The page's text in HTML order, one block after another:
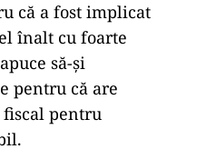
că a fost implicat
înalt cu foarte
să-și
pentru că are
pentru